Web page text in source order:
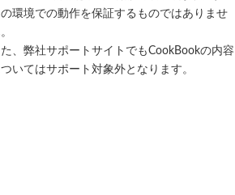
環境での動作を保証するものではありませ
た、弊社サポートサイトでもCookBookの内容
いてはサポート対象外となります。